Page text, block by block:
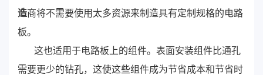
造商将不需要使用太多资源来制造具有定制规格的电路
板。
这也适用于电路板上的组件。表面安装组件比通孔
需要更少的钻孔，这使这些组件成为节省成本和节省时